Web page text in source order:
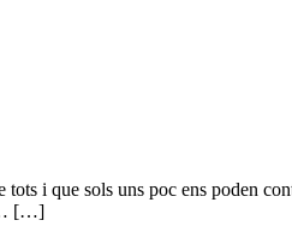
i que sols uns poc ens poden
[…]